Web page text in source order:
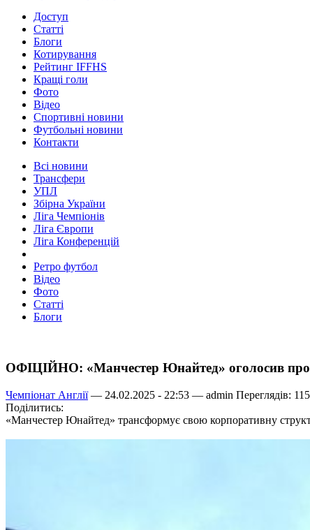
Доступ
Статті
Блоги
Котирування
Рейтинг IFFHS
Кращі голи
Фото
Відео
Спортивні новини
Футбольні новини
Контакти
Всі новини
Трансфери
УПЛ
Збірна України
Ліга Чемпіонів
Ліга Європи
Ліга Конференцій
Ретро футбол
Відео
Фото
Статті
Блоги
ОФІЦІЙНО: «Манчестер Юнайтед» оголосив про
Чемпіонат Англії— 24.02.2025 - 22:53 — admin Переглядів:
Поділитись:
«Манчестер Юнайтед» трансформує свою корпоративну